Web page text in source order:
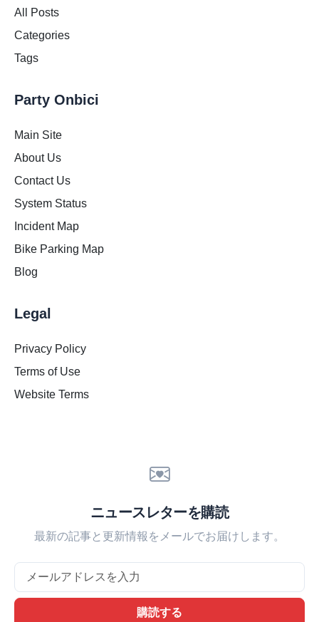
All Posts
Categories
Tags
Party Onbici
Main Site
About Us
Contact Us
System Status
Incident Map
Bike Parking Map
Blog
Legal
Privacy Policy
Terms of Use
Website Terms
ニュースレターを購読
最新の記事と更新情報をメールでお届けします。
購読する